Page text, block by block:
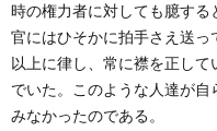
時の権力者に対しても臆す
官にはひそかに拍手さえ送
以上に律し、常に襟を正し
でいた。このような人達が
みなかったのである。